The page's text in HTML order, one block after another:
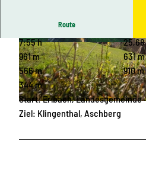
CC-BY-SA
© Tourist-Information Klingenthal |
CC-BY-SA
©
Route
7:55 h
961 m
631 m
566 m
910 m
344 m
Start: Erlbach, Landesgemeinde
Ziel: Klingenthal, Aschberg